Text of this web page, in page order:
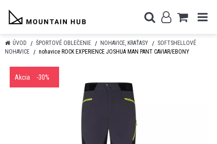
ÚVOD ŠPORTOVÉ OBLEČENIE NOHAVICE, KRAŤASY
SOFTSHELLOVÉ
NOHAVICE
nohavice ROCK EXPERIENCE JOSHUA MAN PANT CAVIAR/EBONY
Akcia -30%